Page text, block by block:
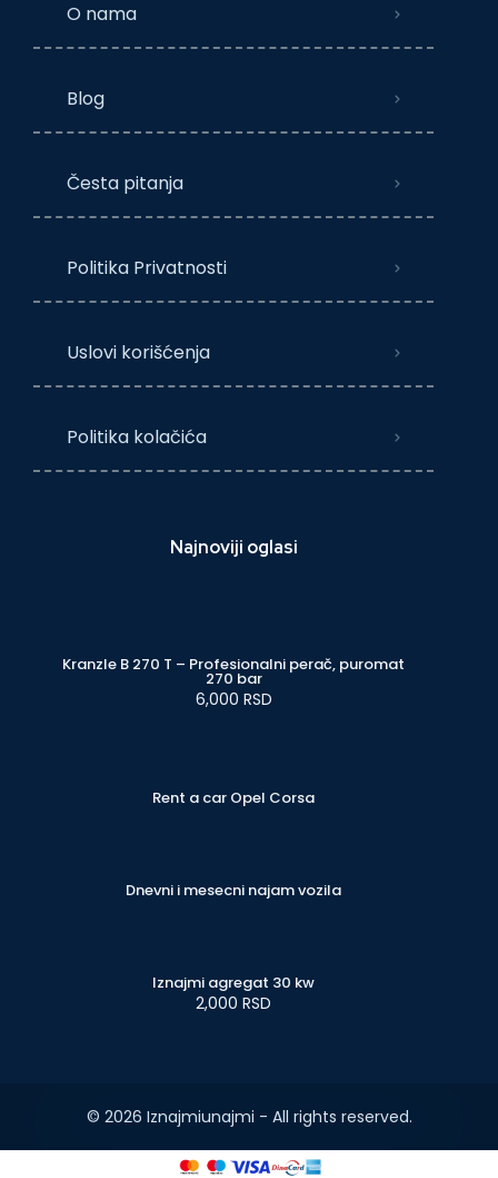
O nama
Blog
Česta pitanja
Politika Privatnosti
Uslovi korišćenja
Politika kolačića
Najnoviji oglasi
Kranzle B 270 T – Profesionalni perač, puromat
270 bar
6,000 RSD
Rent a car Opel Corsa
Dnevni i mesecni najam vozila
Iznajmi agregat 30 kw
2,000 RSD
© 2026 Iznajmiunajmi - All rights reserved.